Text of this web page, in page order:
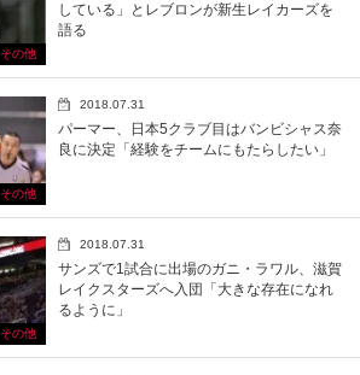
その他
している」とレブロンが新生レイカーズを
語る
その他
2018.07.31
パーマー、日本5クラブ目はバンビシャス奈
良に決定「経験をチームにもたらしたい」
その他
2018.07.31
サンズで1試合に出場のガニ・ラワル、滋賀
レイクスターズへ入団「大きな存在になれ
るように」